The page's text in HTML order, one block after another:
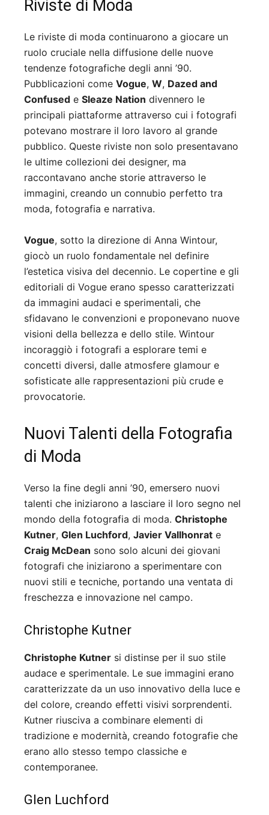
Riviste di Moda
Le riviste di moda continuarono a giocare un
ruolo cruciale nella diffusione delle nuove
tendenze fotografiche degli anni ’90.
Pubblicazioni come Vogue, W, Dazed and
Confused e Sleaze Nation divennero le
principali piattaforme attraverso cui i fotografi
potevano mostrare il loro lavoro al grande
pubblico. Queste riviste non solo presentavano
le ultime collezioni dei designer, ma
raccontavano anche storie attraverso le
immagini, creando un connubio perfetto tra
moda, fotografia e narrativa.
Vogue, sotto la direzione di Anna Wintour,
giocò un ruolo fondamentale nel definire
l’estetica visiva del decennio. Le copertine e gli
editoriali di Vogue erano spesso caratterizzati
da immagini audaci e sperimentali, che
sfidavano le convenzioni e proponevano nuove
visioni della bellezza e dello stile. Wintour
incoraggiò i fotografi a esplorare temi e
concetti diversi, dalle atmosfere glamour e
sofisticate alle rappresentazioni più crude e
provocatorie.
Nuovi Talenti della Fotografia
di Moda
Verso la fine degli anni ’90, emersero nuovi
talenti che iniziarono a lasciare il loro segno nel
mondo della fotografia di moda. Christophe
Kutner, Glen Luchford, Javier Vallhonrat e
Craig McDean sono solo alcuni dei giovani
fotografi che iniziarono a sperimentare con
nuovi stili e tecniche, portando una ventata di
freschezza e innovazione nel campo.
Christophe Kutner
Christophe Kutner si distinse per il suo stile
audace e sperimentale. Le sue immagini erano
caratterizzate da un uso innovativo della luce e
del colore, creando effetti visivi sorprendenti.
Kutner riusciva a combinare elementi di
tradizione e modernità, creando fotografie che
erano allo stesso tempo classiche e
contemporanee.
Glen Luchford